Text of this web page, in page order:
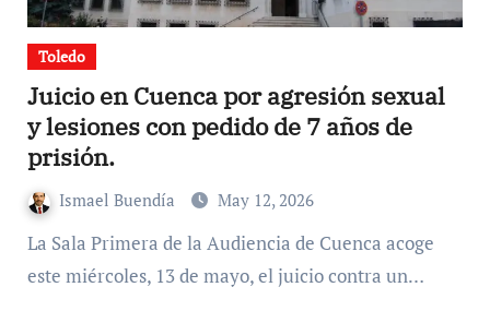
Toledo
Juicio en Cuenca por agresión sexual
y lesiones con pedido de 7 años de
prisión.
Ismael Buendía May 12, 2026
La Sala Primera de la Audiencia de Cuenca acoge
este miércoles, 13 de mayo, el juicio contra un…